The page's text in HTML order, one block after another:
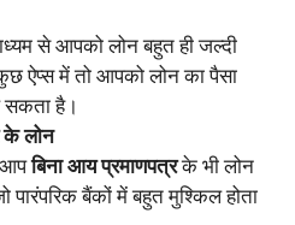
से आपको लोन बहुत ही जल्दी
ऐप्स में तो आपको लोन का पैसा
सकता है।
के लोन
आपबिना आय प्रमाणपत्रके भी लोन
पारंपरिक बैंकों में बहुत मुश्किल होता